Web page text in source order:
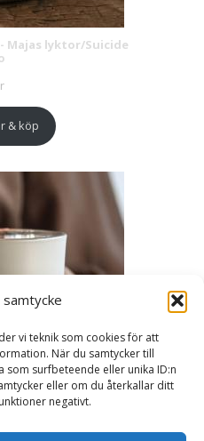
vi teknik som cookies för att
När du samtycker till
som surfbeteende eller unika ID:n
eller om du återkallar ditt
negativt.
Majas lyktor/Suicide
& köp